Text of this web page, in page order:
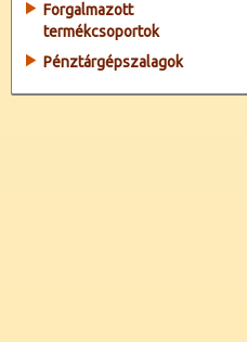
Forgalmazott
termékcsoportok
Pénztárgépszalagok